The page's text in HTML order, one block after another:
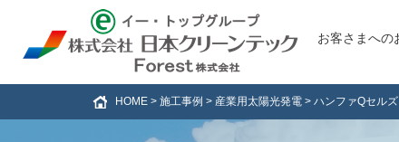
お客さまへの
HOME > 施工事例 > 産業用太陽光発電 > ハンファQセル